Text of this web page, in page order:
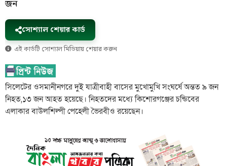
জন
সোশ্যাল শেয়ার কার্ড
এই কার্ডটি সোশ্যাল মিডিয়ায় শেয়ার করুন
সিলেটের ওসমানীনগরে দুই যাত্রীবাহী বাসের মুখোমুখি সংঘর্ষে অন্তত ৯ জন
নিহত,১৩ জন আহত হয়েছে। নিহতদের মধ্যে কিশোরগঞ্জের চন্ডিবের
এলাকার বাউলশিল্পী পেহেলী ভৈরবীও রয়েছেন।